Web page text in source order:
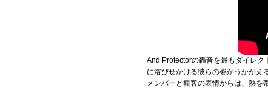
And Protectorの轟音を最もダイレ
に浴びせかける彼らの姿がうかがえる
メンバーと観客の表情からは、熱を